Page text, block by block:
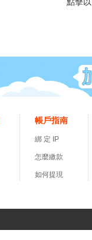
帳戶指南
綁 定 IP
怎麼繳款
如何提現